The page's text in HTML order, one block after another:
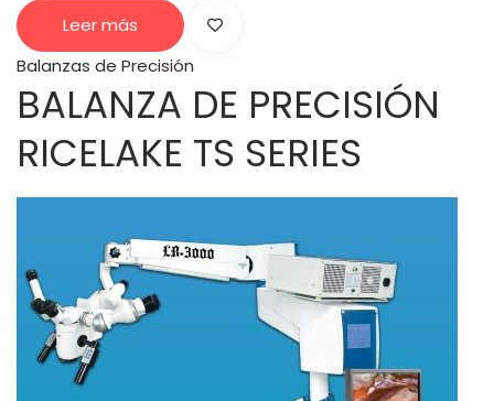
Leer más
Balanzas de Precisión
BALANZA DE PRECISIÓN
RICELAKE TS SERIES